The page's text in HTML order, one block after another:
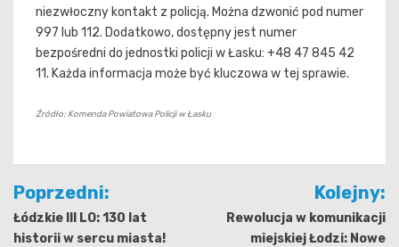
niezwłoczny kontakt z policją. Można dzwonić pod numer
997 lub 112. Dodatkowo, dostępny jest numer
bezpośredni do jednostki policji w Łasku: +48 47 845 42
11. Każda informacja może być kluczowa w tej sprawie.
Źródło: Komenda Powiatowa Policji w Łasku
Nawigacja
wpisu
Poprzedni:
Łódzkie III LO: 130 lat
historii w sercu miasta!
Kolejny:
Rewolucja w komunikacji
miejskiej Łodzi: Nowe